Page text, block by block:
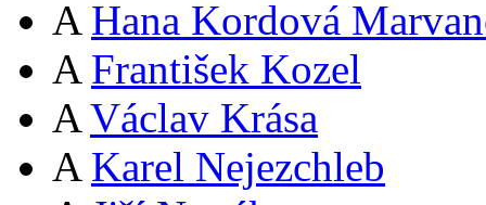
A Hana Kordová
A František Kozel
A Václav Krása
A Karel Nejezchleb